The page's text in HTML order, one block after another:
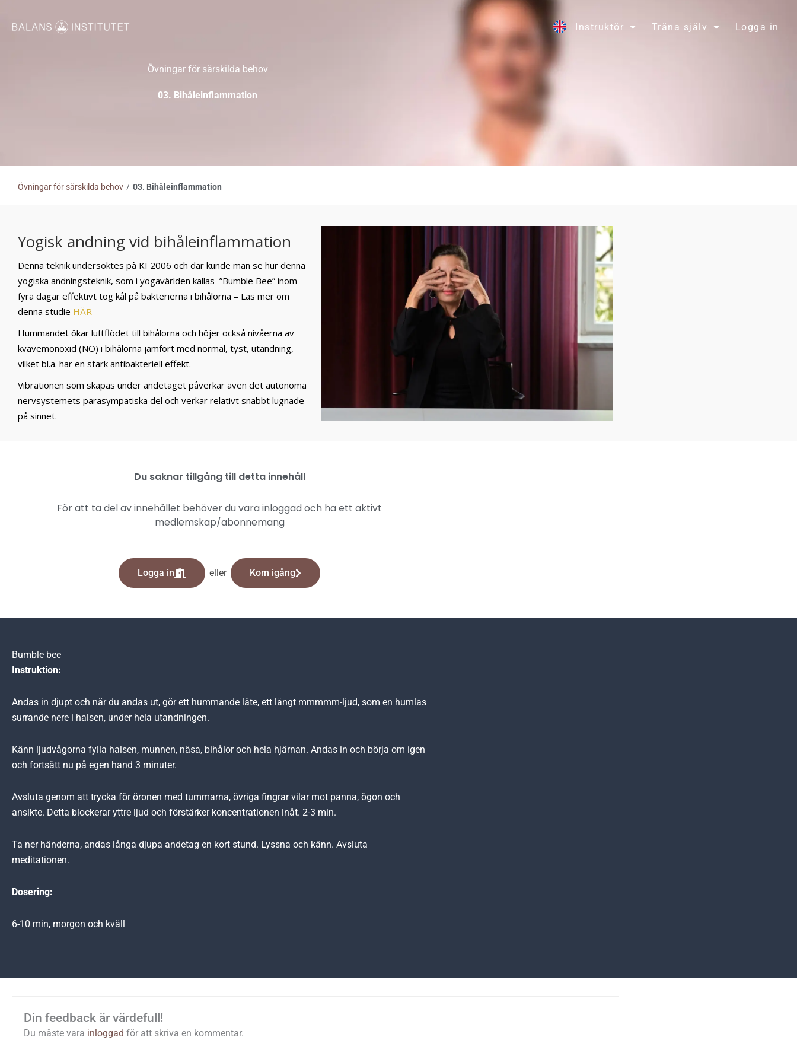
Instruktör Träna själv Logga in
Övningar för särskilda behov
03. Bihåleinflammation
Övningar för särskilda behov / 03. Bihåleinflammation
Yogisk andning vid bihåleinflammation
Denna teknik undersöktes på KI 2006 och där kunde man se hur denna
yogiska andningsteknik, som i yogavärlden kallas ”Bumble Bee” inom
fyra dagar effektivt tog kål på bakterierna i bihålorna – Läs mer om
denna studie HÄR
Hummandet ökar luftflödet till bihålorna och höjer också nivåerna av
kvävemonoxid (NO) i bihålorna jämfört med normal, tyst, utandning,
vilket bl.a. har en stark antibakteriell effekt.
Vibrationen som skapas under andetaget påverkar även det autonoma
nervsystemets parasympatiska del och verkar relativt snabbt lugnade
på sinnet.
Du saknar tillgång till detta innehåll
För att ta del av innehållet behöver du vara inloggad och ha ett aktivt
medlemskap/abonnemang
Logga in eller Kom igång
Bumble bee
Instruktion:
Andas in djupt och när du andas ut, gör ett hummande läte, ett långt mmmmm-ljud, som en humlas
surrande nere i halsen, under hela utandningen.
Känn ljudvågorna fylla halsen, munnen, näsa, bihålor och hela hjärnan. Andas in och börja om igen
och fortsätt nu på egen hand 3 minuter.
Avsluta genom att trycka för öronen med tummarna, övriga fingrar vilar mot panna, ögon och
ansikte. Detta blockerar yttre ljud och förstärker koncentrationen inåt. 2-3 min.
Ta ner händerna, andas långa djupa andetag en kort stund. Lyssna och känn. Avsluta
meditationen.
Dosering:
6-10 min, morgon och kväll
Din feedback är värdefull!
Du måste vara inloggad för att skriva en kommentar.